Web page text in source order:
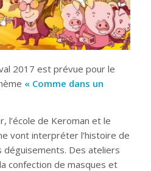
2017 est prévue pour le
« Comme dans un
l’école de Keroman et le
vont interpréter l’histoire de
déguisements. Des ateliers
confection de masques et